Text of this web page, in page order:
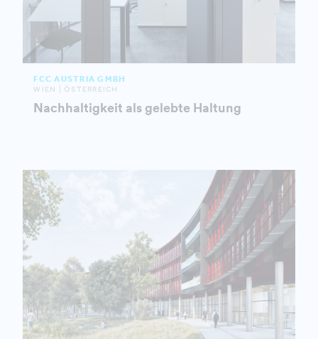
FCC AUSTRIA GMBH
WIEN | ÖSTERREICH
Nachhaltigkeit als gelebte Haltung